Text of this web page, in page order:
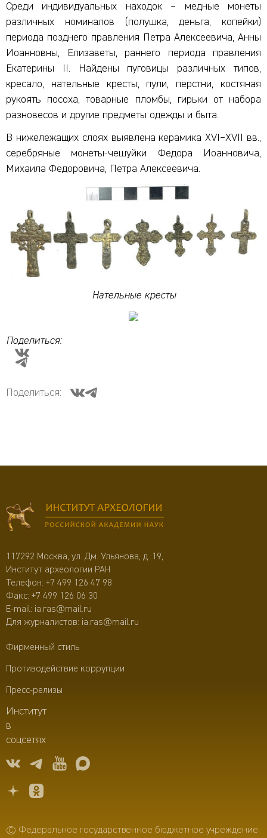
Среди индивидуальных находок – медные монеты
различных номиналов (полушка, деньга, копейки)
периода позднего правления Петра Алексеевича, Анны
Иоанновны, Елизаветы, раннего периода правления
Екатерины II. Найдены пуговицы различных типов,
кресало, нательные кресты, пули, перстни, костяная
рукоять посоха, товарные пломбы, гирьки от набора
разновесов и другие предметы одежды и быта.
В нижележащих слоях выявлена керамика XVI–XVII вв.,
серебряные монеты-чешуйки Федора Иоанновича,
Михаила Федоровича, Петра Алексеевича.
Нательные кресты
Поделиться:
Поделиться:
117292 Москва, ул. Дм. Ульянова, д. 19,
Институт археологии РАН
Телефон: +7 499 126 47 98
Факс: +7 499 126 06 30
E-mail: ia.ras@mail.ru
Для журналистов: ia.ras@mail.ru
Фирменный стиль
Противодействие коррупции
Пресс-релизы
Институт
в
соцсетях
© Федеральное государственное бюджетное учреждение